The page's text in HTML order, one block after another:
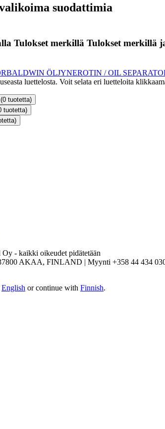
suodattimia
Tulokset merkillä Tulokset merkillä
BALDWIN ÖLJYNEROTIN / OIL
luettelosta. Voit selata eri luetteloita
0 tuotetta)
tuotetta)
- kaikki oikeudet pidätetään
AKAA, FINLAND | Myynti +358 44 434
English or continue with Finnish.